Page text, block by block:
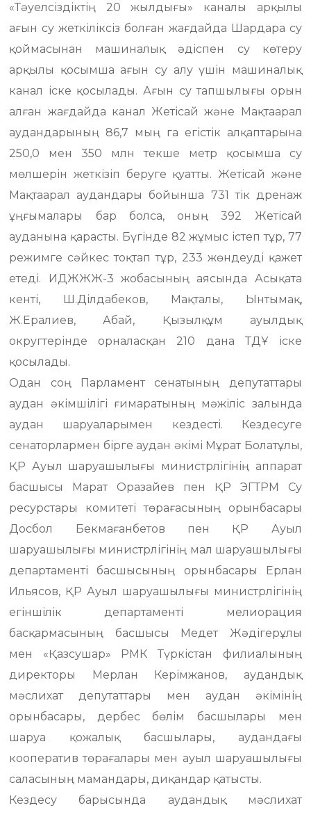
«Тәуелсіздіктің 20 жылдығы» каналы арқылы
ағын су жеткіліксіз болған жағдайда Шардара су
қоймасынан машиналық әдіспен су көтеру
арқылы қосымша ағын су алу үшін машиналық
канал іске қосылады. Ағын су тапшылығы орын
алған жағдайда канал Жетісай және Мақтаарал
аудандарының 86,7 мың га егістік алқаптарына
250,0 мен 350 млн текше метр қосымша су
мөлшерін жеткізіп беруге қуатты. Жетісай және
Мақтаарал аудандары бойынша 731 тік дренаж
ұңғымалары бар болса, оның 392 Жетісай
ауданына қарасты. Бүгінде 82 жұмыс істеп тұр, 77
режимге сәйкес тоқтап тұр, 233 жөндеуді қажет
етеді. ИДЖЖЖ-3 жобасының аясында Асықата
кенті, Ш.Ділдабеков, Мақталы, Ынтымақ,
Ж.Ералиев, Абай, Қызылқұм ауылдық
округтерінде орналасқан 210 дана ТДҰ іске
қосылады.
Одан соң Парламент сенатының депутаттары
аудан әкімшілігі ғимаратының мәжіліс залында
аудан шаруаларымен кездесті. Кездесуге
сенаторлармен бірге аудан әкімі Мұрат Болатұлы,
ҚР Ауыл шаруашылығы министрлігінің аппарат
басшысы Марат Оразайев пен ҚР ЭГТРМ Су
ресурстары комитеті төрағасының орынбасары
Досбол Бекмағанбетов пен ҚР Ауыл
шаруашылығы министрлігінің мал шаруашылығы
департаменті басшысының орынбасары Ерлан
Ильясов, ҚР Ауыл шаруашылығы министрлігінің
егіншілік департаменті мелиорация
басқармасының басшысы Медет Жәдігерұлы
мен «Қазсушар» РМК Түркістан филиалының
директоры Мерлан Керімжанов, аудандық
мәслихат депутаттары мен аудан әкімінің
орынбасары, дербес бөлім басшылары мен
шаруа қожалық басшылары, аудандағы
кооператив төрағалары мен ауыл шаруашылығы
саласының мамандары, диқандар қатысты.
Кездесу барысында аудандық мәслихат